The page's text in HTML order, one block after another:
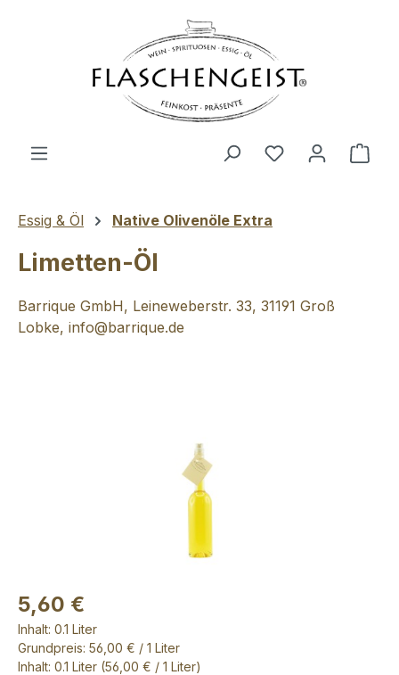
Du hast 0
Essig & Öl Native Olivenöle Extra
Limetten-Öl
Barrique GmbH, Leineweberstr. 33, 31191 Groß
Lobke, info@barrique.de
5,60 €
Inhalt: 0.1 Liter
Grundpreis: 56,00 € / 1 Liter
Inhalt: 0.1 Liter (56,00 € / 1 Liter)